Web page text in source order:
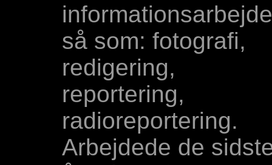
informationsarbejde
så som: fotografi,
redigering,
reportering,
radioreportering.
Arbejdede de